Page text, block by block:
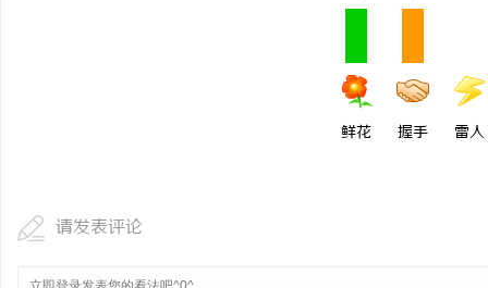
鲜花 握手 雷人
请发表评论